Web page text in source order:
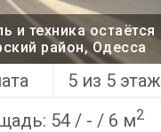
и техника остаётся
район, Одесса
5 из 5 этаж
54 / - / 6 м2